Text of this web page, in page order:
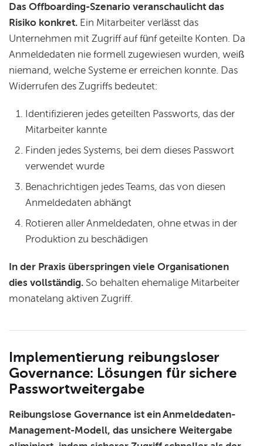
Das Offboarding-Szenario veranschaulicht das
Risiko konkret. Ein Mitarbeiter verlässt das
Unternehmen mit Zugriff auf fünf geteilte Konten. Da
Anmeldedaten nie formell zugewiesen wurden, weiß
niemand, welche Systeme er erreichen konnte. Das
Widerrufen des Zugriffs bedeutet:
Identifizieren jedes geteilten Passworts, das der
Mitarbeiter kannte
Finden jedes Systems, bei dem dieses Passwort
verwendet wurde
Benachrichtigen jedes Teams, das von diesen
Anmeldedaten abhängt
Rotieren aller Anmeldedaten, ohne etwas in der
Produktion zu beschädigen
In der Praxis überspringen viele Organisationen
dies vollständig. So behalten ehemalige Mitarbeiter
monatelang aktiven Zugriff.
Implementierung reibungsloser
Governance: Lösungen für sichere
Passwortweitergabe
Reibungslose Governance ist ein Anmeldedaten-
Management-Modell, das unsichere Weitergabe